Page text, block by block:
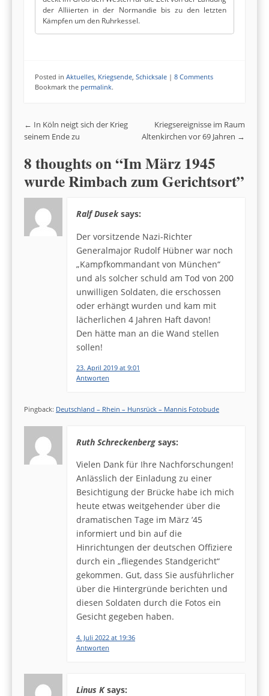
der Alliierten in der Normandie bis zu den letzten
Kämpfen um den Ruhrkessel.
Posted in Aktuelles Kriegsende Schicksale | 8 Comments
Bookmark the permalink.
Post navigation
← In Köln neigt sich der Krieg
seinem Ende zu
Kriegsereignisse im Raum
Altenkirchen vor 69 Jahren →
8 thoughts on “Im März 1945
wurde Rimbach zum Gerichtsort”
Ralf Dusek says:
Der vorsitzende Nazi-Richter
Generalmajor Rudolf Hübner war noch
„Kampfkommandant von München“
und als solcher schuld am Tod von 200
unwilligen Soldaten, die erschossen
oder erhängt wurden und kam mit
lächerlichen 4 Jahren Haft davon!
Den hätte man an die Wand stellen
sollen!
23. April 2019 at 9:01
Antworten
Pingback: Deutschland – Rhein – Hunsrück – Mannis Fotobude
Ruth Schreckenberg says:
Vielen Dank für Ihre Nachforschungen!
Anlässlich der Einladung zu einer
Besichtigung der Brücke habe ich mich
heute etwas weitgehender über die
dramatischen Tage im März ’45
informiert und bin auf die
Hinrichtungen der deutschen Offiziere
durch ein „fliegendes Standgericht“
gekommen. Gut, dass Sie ausführlicher
über die Hintergründe berichten und
diesen Soldaten durch die Fotos ein
Gesicht gegeben haben.
4. Juli 2022 at 19:36
Antworten
Linus K says: